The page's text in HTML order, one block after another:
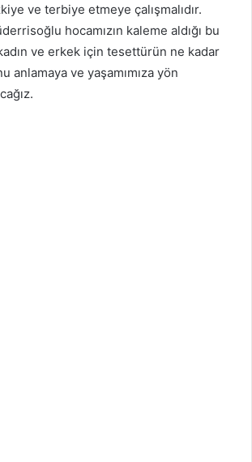
ve terbiye etmeye çalışmalıdır.
hocamızın kaleme aldığı bu
ve erkek için tesettürün ne kadar
anlamaya ve yaşamımıza yön